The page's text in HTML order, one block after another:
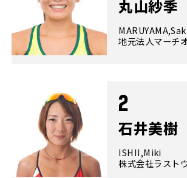
丸山紗季
地元法人マーチ
2
石井美樹
ISHII,Miki
株式会社ラスト